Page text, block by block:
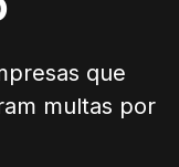
que
multas por